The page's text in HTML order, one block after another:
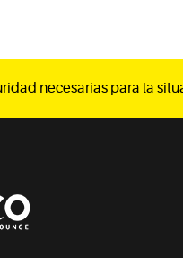
necesarias para la